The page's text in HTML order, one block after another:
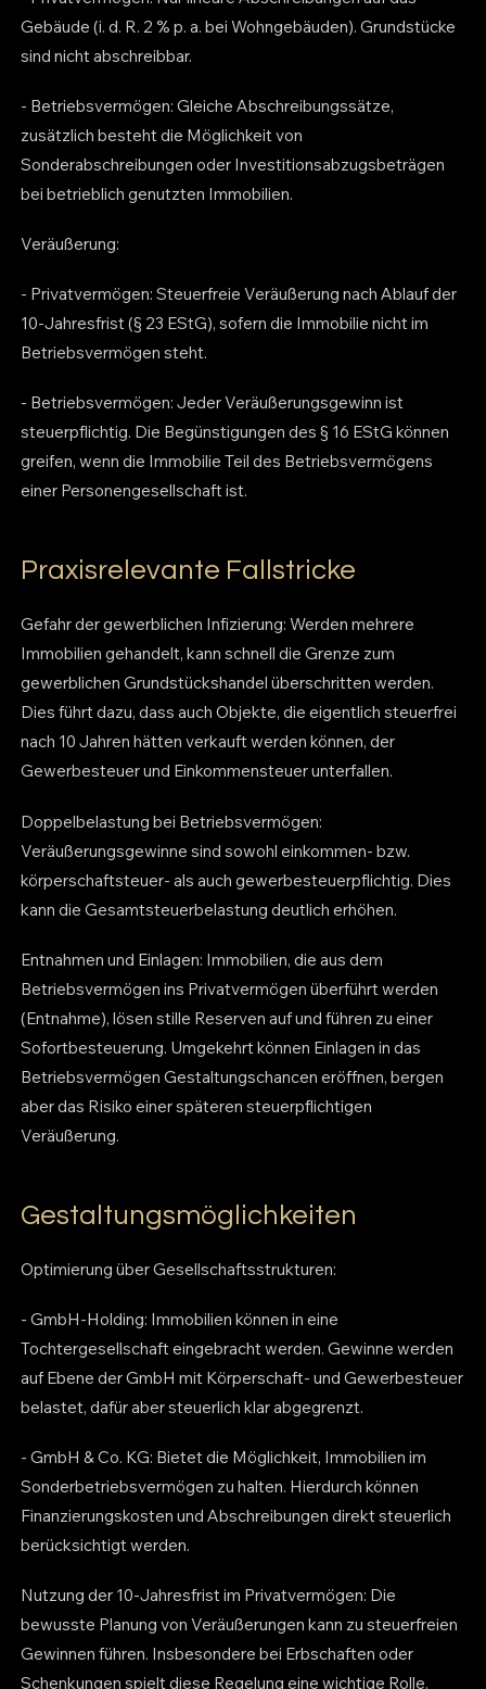
Gebäude (i. d. R. 2 % p. a. bei Wohngebäuden). Grundstücke
sind nicht abschreibbar.
- Betriebsvermögen: Gleiche Abschreibungssätze,
zusätzlich besteht die Möglichkeit von
Sonderabschreibungen oder Investitionsabzugsbeträgen
bei betrieblich genutzten Immobilien.
Veräußerung:
- Privatvermögen: Steuerfreie Veräußerung nach Ablauf der
10-Jahresfrist (§ 23 EStG), sofern die Immobilie nicht im
Betriebsvermögen steht.
- Betriebsvermögen: Jeder Veräußerungsgewinn ist
steuerpflichtig. Die Begünstigungen des § 16 EStG können
greifen, wenn die Immobilie Teil des Betriebsvermögens
einer Personengesellschaft ist.
Praxisrelevante Fallstricke
Gefahr der gewerblichen Infizierung: Werden mehrere
Immobilien gehandelt, kann schnell die Grenze zum
gewerblichen Grundstückshandel überschritten werden.
Dies führt dazu, dass auch Objekte, die eigentlich steuerfrei
nach 10 Jahren hätten verkauft werden können, der
Gewerbesteuer und Einkommensteuer unterfallen.
Doppelbelastung bei Betriebsvermögen:
Veräußerungsgewinne sind sowohl einkommen- bzw.
körperschaftsteuer- als auch gewerbesteuerpflichtig. Dies
kann die Gesamtsteuerbelastung deutlich erhöhen.
Entnahmen und Einlagen: Immobilien, die aus dem
Betriebsvermögen ins Privatvermögen überführt werden
(Entnahme), lösen stille Reserven auf und führen zu einer
Sofortbesteuerung. Umgekehrt können Einlagen in das
Betriebsvermögen Gestaltungschancen eröffnen, bergen
aber das Risiko einer späteren steuerpflichtigen
Veräußerung.
Gestaltungsmöglichkeiten
Optimierung über Gesellschaftsstrukturen:
- GmbH-Holding: Immobilien können in eine
Tochtergesellschaft eingebracht werden. Gewinne werden
auf Ebene der GmbH mit Körperschaft- und Gewerbesteuer
belastet, dafür aber steuerlich klar abgegrenzt.
- GmbH & Co. KG: Bietet die Möglichkeit, Immobilien im
Sonderbetriebsvermögen zu halten. Hierdurch können
Finanzierungskosten und Abschreibungen direkt steuerlich
berücksichtigt werden.
Nutzung der 10-Jahresfrist im Privatvermögen: Die
bewusste Planung von Veräußerungen kann zu steuerfreien
Gewinnen führen. Insbesondere bei Erbschaften oder
Schenkungen spielt diese Regelung eine wichtige Rolle.